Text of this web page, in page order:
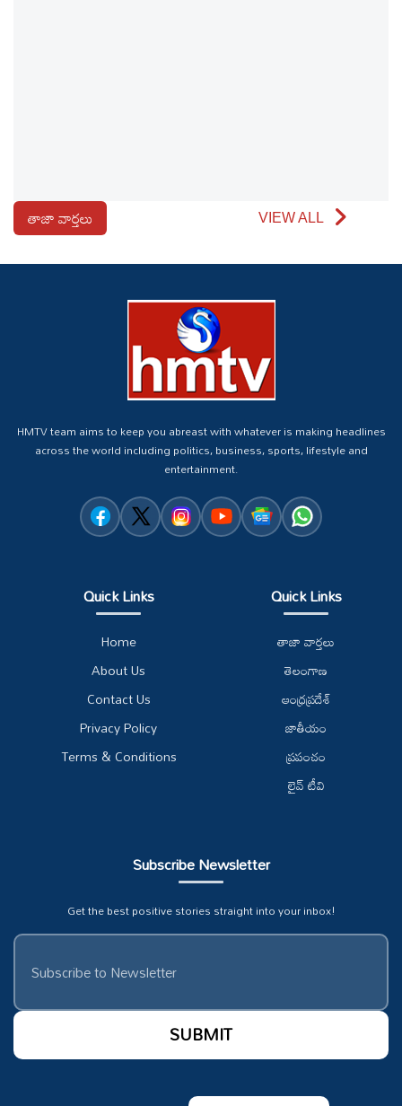
తాజా వార్తలు VIEW ALL
HMTV team aims to keep you abreast with whatever is making headlines
across the world including politics, business, sports, lifestyle and
entertainment.
Quick Links
Home
About Us
Contact Us
Privacy Policy
Terms & Conditions
Quick Links
తాజా వార్తలు
తెలంగాణ
ఆంధ్రప్రదేశ్
జాతీయం
ప్రపంచం
లైవ్ టీవి
Subscribe Newsletter
Get the best positive stories straight into your inbox!